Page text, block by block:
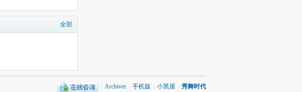
全部
Archiver 手机版 小黑屋 秀舞时代